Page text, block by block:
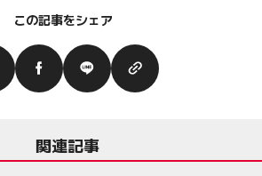
この記事をシェア
関連記事